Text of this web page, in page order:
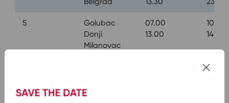
5
Golubac
Donji
Milanovac
07.00
13.00
10.00
14.30
14.00
7 Hirsova